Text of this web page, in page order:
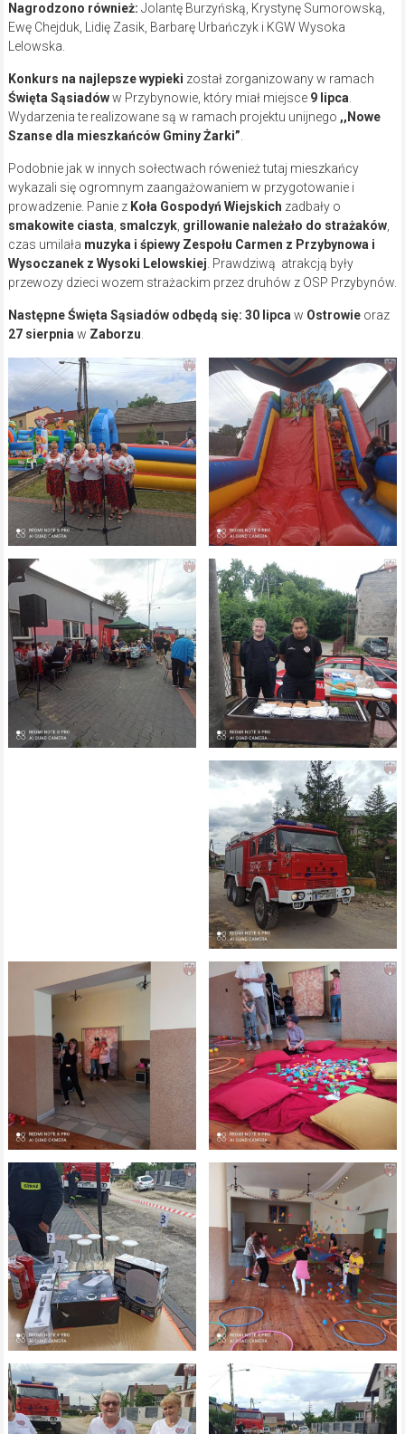
Nagrodzono również: Jolantę Burzyńską, Krystynę Sumorowską,
Ewę Chejduk, Lidię Zasik, Barbarę Urbańczyk i KGW Wysoka
Lelowska.
Konkurs na najlepsze wypieki został zorganizowany w ramach
Święta Sąsiadóww Przybynowie, który miał miejsce 9 lipca.
Wydarzenia te realizowane są w ramach projektu unijnego ,,Nowe
Szanse dla mieszkańców Gminy Żarki”.
Podobnie jak w innych sołectwach rówenież tutaj mieszkańcy
wykazali się ogromnym zaangażowaniem w przygotowanie i
prowadzenie. Panie z Koła Gospodyń Wiejskich zadbały o
smakowite ciasta, smalczyk, grillowanie należało do strażaków,
czas umilała muzyka i śpiewy Zespołu Carmen z Przybynowa i
Wysoczanek z Wysoki Lelowskiej. Prawdziwą atrakcją były
przewozy dzieci wozem strażackim przez druhów z OSP Przybynów.
Następne Święta Sąsiadów odbędą się: 30 lipcaw Ostrowieoraz
27 sierpniaw Zaborzu.